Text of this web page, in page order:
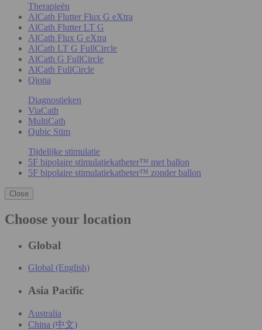
Therapieën
AlCath Flutter Flux G eXtra
AlCath Flutter LT G
AlCath Flux G eXtra
AlCath LT G FullCircle
AlCath G FullCircle
AlCath FullCircle
Qiona
Diagnostieken
ViaCath
MultiCath
Qubic Stim
Tijdelijke stimulatie
5F bipolaire stimulatiekatheter™ met ballon
5F bipolaire stimulatiekatheter™ zonder ballon
Close
Choose your location
Global
Global (English)
Asia Pacific
Australia
China (中文)